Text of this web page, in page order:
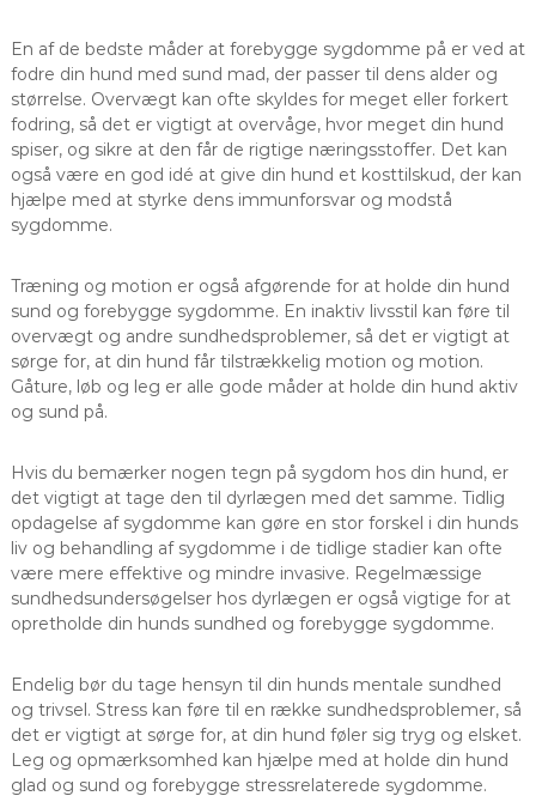
En af de bedste måder at forebygge sygdomme på er ved at
fodre din hund med sund mad, der passer til dens alder og
størrelse. Overvægt kan ofte skyldes for meget eller forkert
fodring, så det er vigtigt at overvåge, hvor meget din hund
spiser, og sikre at den får de rigtige næringsstoffer. Det kan
også være en god idé at give din hund et kosttilskud, der kan
hjælpe med at styrke dens immunforsvar og modstå
sygdomme.
Træning og motion er også afgørende for at holde din hund
sund og forebygge sygdomme. En inaktiv livsstil kan føre til
overvægt og andre sundhedsproblemer, så det er vigtigt at
sørge for, at din hund får tilstrækkelig motion og motion.
Gåture, løb og leg er alle gode måder at holde din hund aktiv
og sund på.
Hvis du bemærker nogen tegn på sygdom hos din hund, er
det vigtigt at tage den til dyrlægen med det samme. Tidlig
opdagelse af sygdomme kan gøre en stor forskel i din hunds
liv og behandling af sygdomme i de tidlige stadier kan ofte
være mere effektive og mindre invasive. Regelmæssige
sundhedsundersøgelser hos dyrlægen er også vigtige for at
opretholde din hunds sundhed og forebygge sygdomme.
Endelig bør du tage hensyn til din hunds mentale sundhed
og trivsel. Stress kan føre til en række sundhedsproblemer, så
det er vigtigt at sørge for, at din hund føler sig tryg og elsket.
Leg og opmærksomhed kan hjælpe med at holde din hund
glad og sund og forebygge stressrelaterede sygdomme.